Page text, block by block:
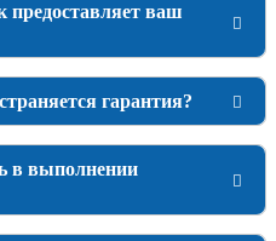
ваш
гарантия?
в выполнении